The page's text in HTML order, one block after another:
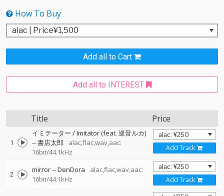
How To Buy
Add all to Cart
Add all to INTEREST
Title Price
1
イミテーター / Imitator (feat. 巡音ルカ)
--書店太郎
alac,flac,wav,aac:
16bit/44.1kHz
Add Track
2 mirror--DenDora
alac,flac,wav,aac:
16bit/44.1kHz
Add Track